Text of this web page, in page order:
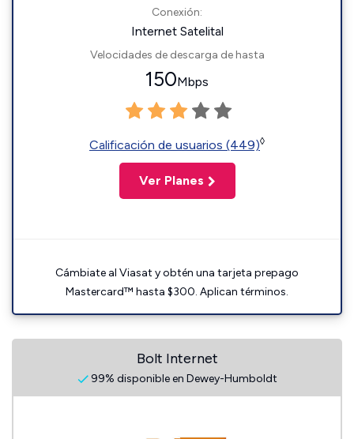
Conexión:
Internet Satelital
Velocidades de descarga de hasta
150Mbps
Calificación de usuarios (449)◊
Ver Planes
Cámbiate al Viasat y obtén una tarjeta prepago
Mastercard™ hasta $300. Aplican términos.
Bolt Internet
99% disponible en Dewey-Humboldt